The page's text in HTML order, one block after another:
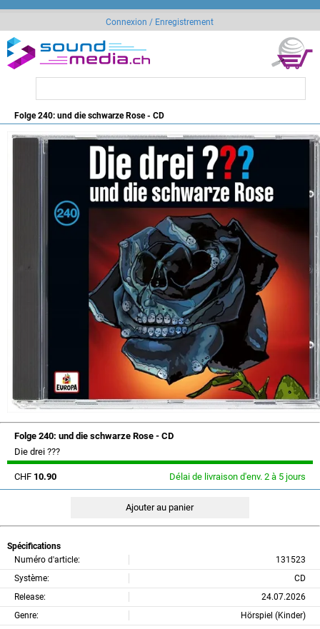
Connexion / Enregistrement
Folge 240: und die schwarze Rose - CD
Folge 240: und die schwarze Rose - CD
Die drei ???
CHF 10.90 Délai de livraison d'env. 2 à 5 jours
Spécifications
Numéro d'article:
131523
Système:
CD
Release:
24.07.2026
Genre:
Hörspiel (Kinder)